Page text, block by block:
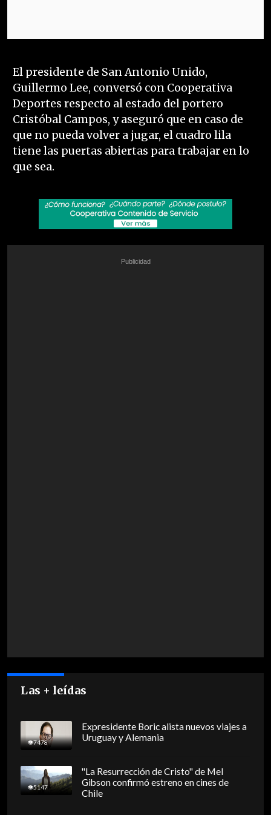
El presidente de San Antonio Unido,
Guillermo Lee, conversó con Cooperativa
Deportes respecto al estado del portero
Cristóbal Campos, y aseguró que en caso de
que no pueda volver a jugar, el cuadro lila
tiene las puertas abiertas para trabajar en lo
que sea.
Las + leídas
7478
Expresidente Boric alista nuevos viajes a
Uruguay y Alemania
5147
"La Resurrección de Cristo" de Mel
Gibson confirmó estreno en cines de
Chile